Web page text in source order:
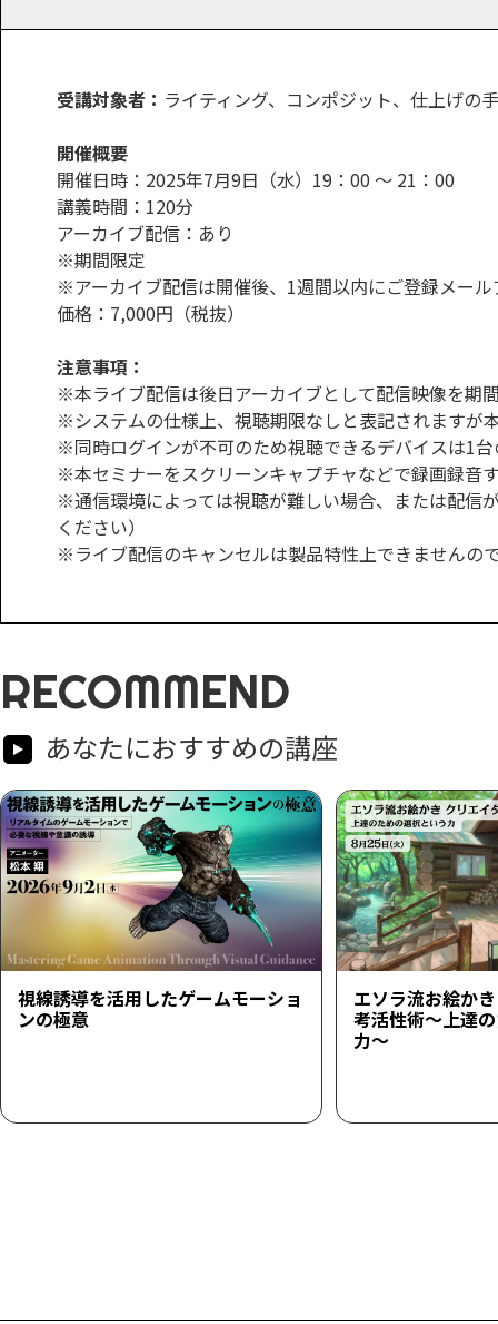
受講対象者： ライティング、コンポジット、仕上げの
開催概要
開催日時：2025年7月9日（水）19：00 ～ 21：00
講義時間：120分
アーカイブ配信：あり
※期間限定
※アーカイブ配信は開催後、1週間以内にご登録メー
価格：7,000円（税抜）
注意事項：
※本ライブ配信は後日アーカイブとして配信映像を期
※システムの仕様上、視聴期限なしと表記されますが
※同時ログインが不可のため視聴できるデバイスは1
※本セミナーをスクリーンキャプチャなどで録画録音
※通信環境によっては視聴が難しい場合、または配信
ください）
※ライブ配信のキャンセルは製品特性上できませんの
RECOMMEND
あなたにおすすめの講座
視線誘導を活用したゲームモーショ
ンの極意
エソラ流お絵か
考活性術～上達
力～